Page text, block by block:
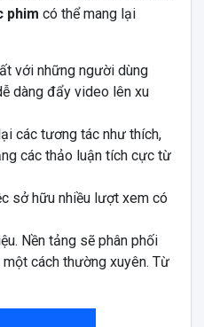
phim có thể mang lại
với những người dùng
dàng đẩy video lên xu
các tương tác như thích,
các thảo luận tích cực từ
sở hữu nhiều lượt xem có
Nền tảng sẽ phân phối
cách thường xuyên. Từ